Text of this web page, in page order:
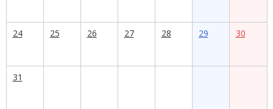
24 25 26 27 28 29 30
31